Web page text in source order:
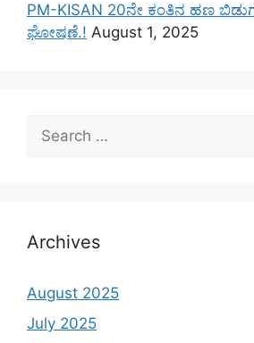
PM-KISAN 20ನೇ ಕಂತಿನ ಹಣ
ಘೋಷಣೆ.! August 1, 2025
Search
for:
Archives
August 2025
July 2025